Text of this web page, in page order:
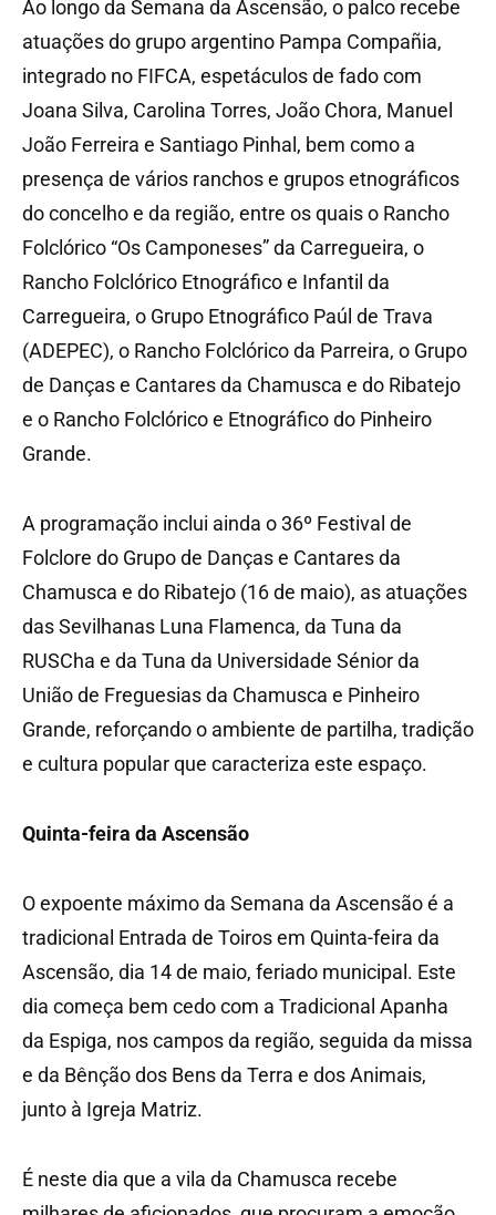
Ao longo da Semana da Ascensão, o palco recebe
atuações do grupo argentino Pampa Compañia,
integrado no FIFCA, espetáculos de fado com
Joana Silva, Carolina Torres, João Chora, Manuel
João Ferreira e Santiago Pinhal, bem como a
presença de vários ranchos e grupos etnográficos
do concelho e da região, entre os quais o Rancho
Folclórico “Os Camponeses” da Carregueira, o
Rancho Folclórico Etnográfico e Infantil da
Carregueira, o Grupo Etnográfico Paúl de Trava
(ADEPEC), o Rancho Folclórico da Parreira, o Grupo
de Danças e Cantares da Chamusca e do Ribatejo
e o Rancho Folclórico e Etnográfico do Pinheiro
Grande.
A programação inclui ainda o 36º Festival de
Folclore do Grupo de Danças e Cantares da
Chamusca e do Ribatejo (16 de maio), as atuações
das Sevilhanas Luna Flamenca, da Tuna da
RUSCha e da Tuna da Universidade Sénior da
União de Freguesias da Chamusca e Pinheiro
Grande, reforçando o ambiente de partilha, tradição
e cultura popular que caracteriza este espaço.
Quinta-feira da Ascensão
O expoente máximo da Semana da Ascensão é a
tradicional Entrada de Toiros em Quinta-feira da
Ascensão, dia 14 de maio, feriado municipal. Este
dia começa bem cedo com a Tradicional Apanha
da Espiga, nos campos da região, seguida da missa
e da Bênção dos Bens da Terra e dos Animais,
junto à Igreja Matriz.
É neste dia que a vila da Chamusca recebe